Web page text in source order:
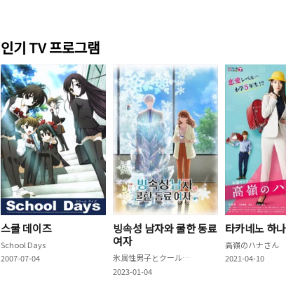
인기 TV 프로그램
스쿨 데이즈
School Days
2007-07-04
빙속성 남자와 쿨한 동료
여자
氷属性男子とクールな同僚女子
2023-01-04
타카네노 하
高嶺のハナさん
2021-04-10